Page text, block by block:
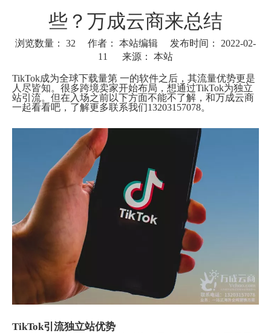
些？万成云商来总结
浏览数量： 32 作者： 本站编辑 发布时间： 2022-02-
11 来源： 本站
["wechat"]
TikTok成为全球下载量第 一的软件之后，其流量优势更是
人尽皆知。很多跨境卖家开始布局，想通过TikTok为独立
站引流。但在入场之前以下方面不能不了解，和万成云商
一起看看吧，了解更多联系我们13203157078。
TikTok引流独立站优势